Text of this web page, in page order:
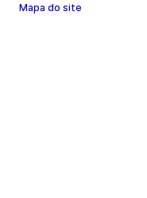
Mapa do site